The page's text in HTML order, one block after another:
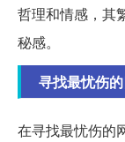
哲理和情感，其
秘感。
寻找最忧伤
在寻找最忧伤的